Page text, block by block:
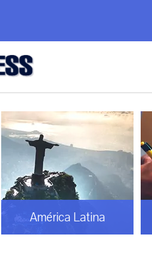
Análisis